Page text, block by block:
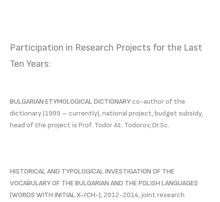
Participation in Research Projects for the Last
Ten Years:
BULGARIAN ETYMOLOGICAL DICTIONARYco-author of the
dictionary (1999 – currently), national project, budget subsidy,
head of the project is Prof. Todor At. Todorov, Dr.Sc.
HISTORICAL AND TYPOLOGICAL INVESTIGATION OF THE
VOCABULARY OF THE BULGARIAN AND THE POLISH LANGUAGES
(WORDS WITH INITIAL X-/CH-), 2012-2014, joint research